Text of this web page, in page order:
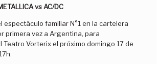
vs AC/DC
espectáculo familiar N°1 en la cartelera
primera vez a Argentina, para
Vorterix el próximo domingo 17 de